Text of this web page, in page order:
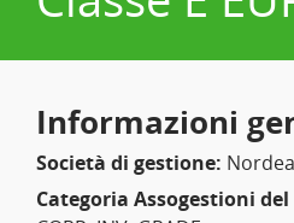
Informazioni
Società di gestione:
Categoria Assogestioni del